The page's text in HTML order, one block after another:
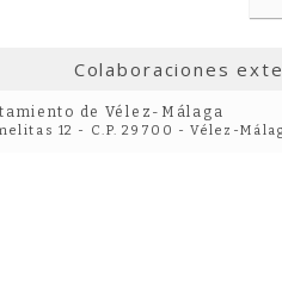
Colaboraciones
de Vélez-Málaga
12 - C.P. 29700 - Vélez-